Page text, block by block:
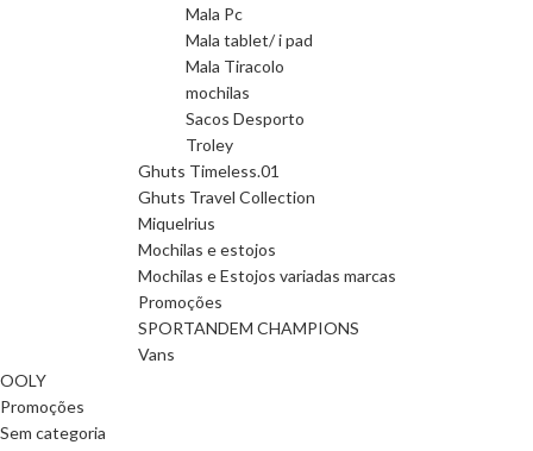
Mala Pc
Mala tablet/ i pad
Mala Tiracolo
mochilas
Sacos Desporto
Troley
Ghuts Timeless.01
Ghuts Travel Collection
Miquelrius
Mochilas e estojos
Mochilas e Estojos variadas marcas
Promoções
SPORTANDEM CHAMPIONS
Vans
OOLY
Promoções
Sem categoria